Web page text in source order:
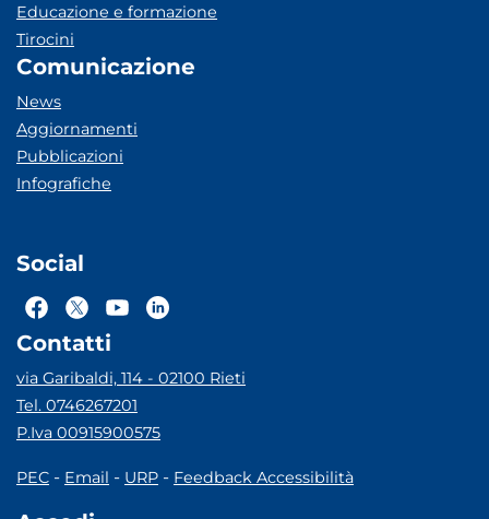
Educazione e formazione
Tirocini
Comunicazione
News
Aggiornamenti
Pubblicazioni
Infografiche
Social
Contatti
via Garibaldi, 114 - 02100 Rieti
Tel. 0746267201
P.Iva 00915900575
PEC - Email - URP - Feedback Accessibilità